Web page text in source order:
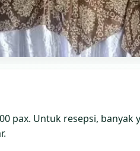
pax. Untuk resepsi,